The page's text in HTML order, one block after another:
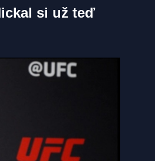
si už teď